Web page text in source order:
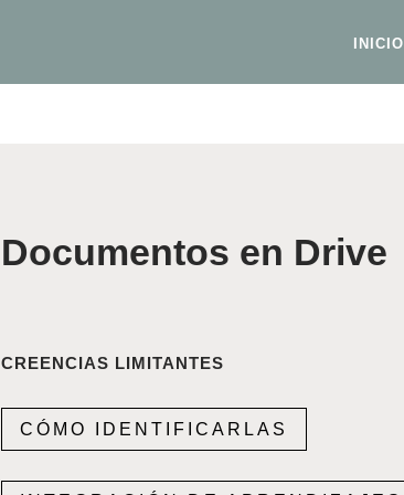
INICIO
Documentos en Drive
CREENCIAS LIMITANTES
CÓMO IDENTIFICARLAS